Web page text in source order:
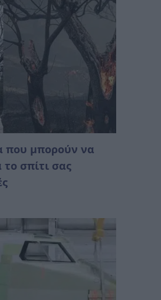
που μπορούν να
σπίτι σας